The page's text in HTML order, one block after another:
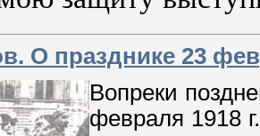
О празднике 23
Вопреки
февраля 1918